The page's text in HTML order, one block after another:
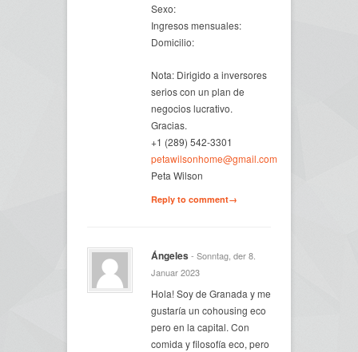
Sexo:
Ingresos mensuales:
Domicilio:
Nota: Dirigido a inversores
serios con un plan de
negocios lucrativo.
Gracias.
+1 (289) 542-3301
petawilsonhome@gmail.com
Peta Wilson
Reply to comment→
Ángeles - Sonntag, der 8.
Januar 2023
Hola! Soy de Granada y me
gustaría un cohousing eco
pero en la capital. Con
comida y filosofía eco, pero